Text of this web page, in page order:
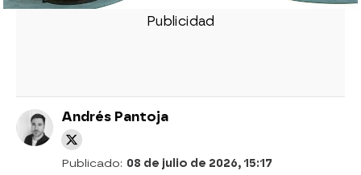
Andrés Pantoja
Publicado: 08 de julio de 2026, 15:17